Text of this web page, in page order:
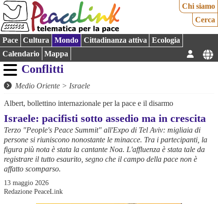
Chi siamo
Cerca
Pace Cultura Mondo Cittadinanza attiva
Ecologia
Calendario
Mappa
Conflitti
Medio Oriente > Israele
Albert, bollettino internazionale per la pace e il disarmo
Israele: pacifisti sotto assedio ma in crescita
Terzo "People's Peace Summit" all'Expo di Tel Aviv: migliaia di
persone si riuniscono nonostante le minacce. Tra i partecipanti, la
figura più nota è stata la cantante Noa. L'affluenza è stata tale da
registrare il tutto esaurito, segno che il campo della pace non è
affatto scomparso.
13 maggio 2026
Redazione PeaceLink